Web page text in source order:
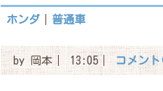
ホンダ 普通車
by岡本 13:05 コメン